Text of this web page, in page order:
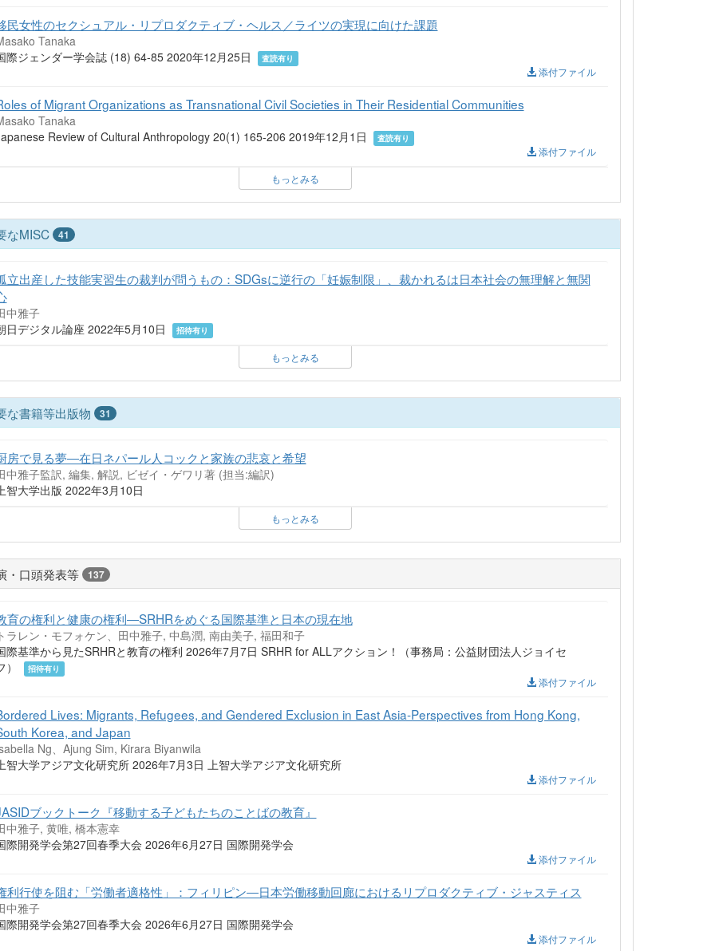
民女性のセクシュアル・リプロダクティブ・ヘルス／ライツの実現に向けた課題
Tanaka
際ジェンダー学会誌 (18) 64-85 2020年12月25日
査読有り
添付ファイル
of Migrant Organizations as Transnational Civil Societies in Their Residential Communities
Tanaka
Review of Cultural Anthropology 20(1) 165-206 2019年12月1日
査読有り
添付ファイル
もっとみる
なMISC 41
立出産した技能実習生の裁判が問うもの：SDGsに逆行の「妊娠制限」、裁かれるは日本社会の無理解と無関
中雅子
日デジタル論座 2022年5月10日
招待有り
もっとみる
な書籍等出版物 31
房で見る夢―在日ネパール人コックと家族の悲哀と希望
中雅子監訳, 編集, 解説, ビゼイ・ゲワリ著 (担当:編訳)
智大学出版 2022年3月10日
もっとみる
・口頭発表等 137
育の権利と健康の権利―SRHRをめぐる国際基準と日本の現在地
ラレン・モフォケン、田中雅子, 中島潤, 南由美子, 福田和子
際基準から見たSRHRと教育の権利 2026年7月7日 SRHR for ALLアクション！（事務局：公益財団法人ジョイセ
）
招待有り
添付ファイル
Lives: Migrants, Refugees, and Gendered Exclusion in East Asia-Perspectives from Hong Kong,
Korea, and Japan
Ng、Ajung Sim, Kirara Biyanwila
智大学アジア文化研究所 2026年7月3日 上智大学アジア文化研究所
添付ファイル
ブックトーク『移動する子どもたちのことばの教育』
中雅子, 黄唯, 橋本憲幸
際開発学会第27回春季大会 2026年6月27日 国際開発学会
添付ファイル
利行使を阻む「労働者適格性」：フィリピン―日本労働移動回廊におけるリプロダクティブ・ジャスティス
中雅子
際開発学会第27回春季大会 2026年6月27日 国際開発学会
添付ファイル